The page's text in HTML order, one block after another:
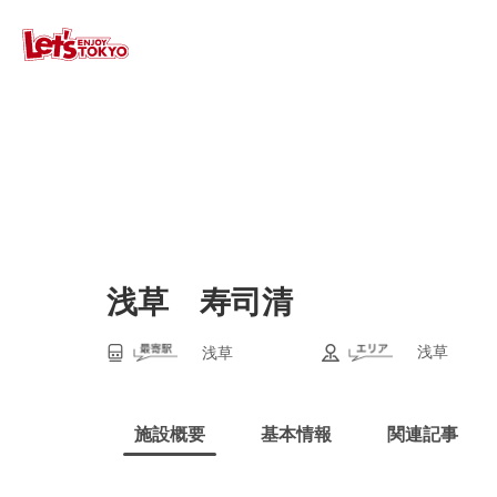
浅草 寿司清
浅草 浅草
施設概要 基本情報 関連記事